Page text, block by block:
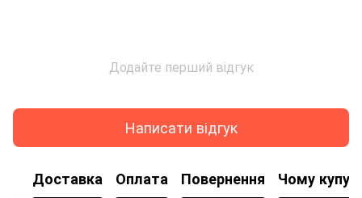
Додайте перший відгук
Написати відгук
Доставка Оплата Повернення Чому